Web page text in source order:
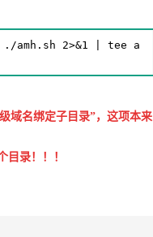
./amh.sh 2>&1 | tee a
域名绑定子目录”，这项本来
目录！！！